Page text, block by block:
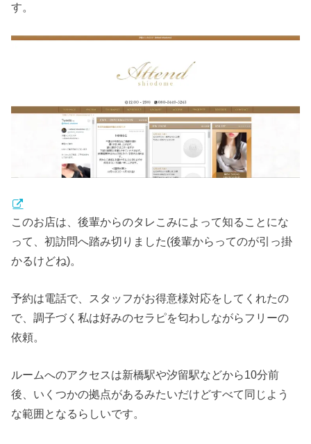
す。
このお店は、後輩からのタレこみによって知ることにな
って、初訪問へ踏み切りました(後輩からってのが引っ掛
かるけどね)。
予約は電話で、スタッフがお得意様対応をしてくれたの
で、調子づく私は好みのセラピを匂わしながらフリーの
依頼。
ルームへのアクセスは新橋駅や汐留駅などから10分前
後、いくつかの拠点があるみたいだけどすべて同じよう
な範囲となるらしいです。